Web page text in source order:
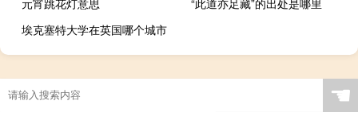
元宵跳花灯意思
“此道亦足藏”的出处是哪里
埃克塞特大学在英国哪个城市
☚